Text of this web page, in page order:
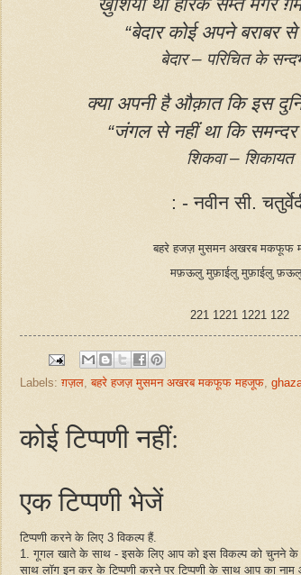
ख़ुशियाँ थीं हरिक सम्त मगर
“बेदार कोई अपने बराबर से
बेदार – परिचित के
क्या अपनी है औक़ात कि इस
“जंगल से नहीं था कि समन्दर
शिकवा – शिकायत
: -नवीन सी.
बहरे हजज़ मुसमन अखरब मकफूफ
मफ़ऊलु मुफ़ाईलु मुफ़ाईलु
221 1221 1221 122
Labels:ग़ज़ल,बहरे हजज़ मुसमन अखरब मकफूफ महजूफ,
कोई टिप्पणी नहीं:
एक टिप्पणी भेजें
टिप्पणी करने के लिए 3 विकल्प हैं.
1. गूगल खाते के साथ - इसके लिए आप को इस विकल्प को चुनने के
साथ लॉग इन कर के टिप्पणी करने पर टिप्पणी के साथ आप का नाम